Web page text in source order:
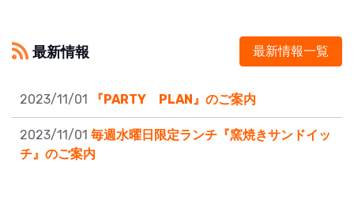
最新情報 最新情報一覧
2023/11/01 『PARTY PLAN』のご案内
2023/11/01 毎週水曜日限定ランチ『窯焼きサンドイッ
チ』のご案内